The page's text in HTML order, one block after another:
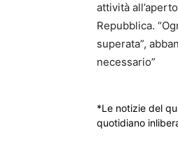
attività
Repubblica.
superata”,
necessario”
*Le notizie del
quotidiano